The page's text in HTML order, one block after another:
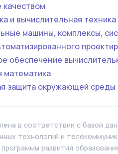
качеством
и вычислительная техника
машины, комплексы,
обеспечение
математика
защита окружающей среды
в соответствии с базой
технологий и
развития